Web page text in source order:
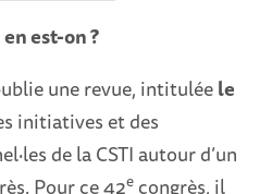
est-on ?
une revue, intituléele
initiatives et des
de la CSTI autour d’un
Pour ce 42e congrès, il